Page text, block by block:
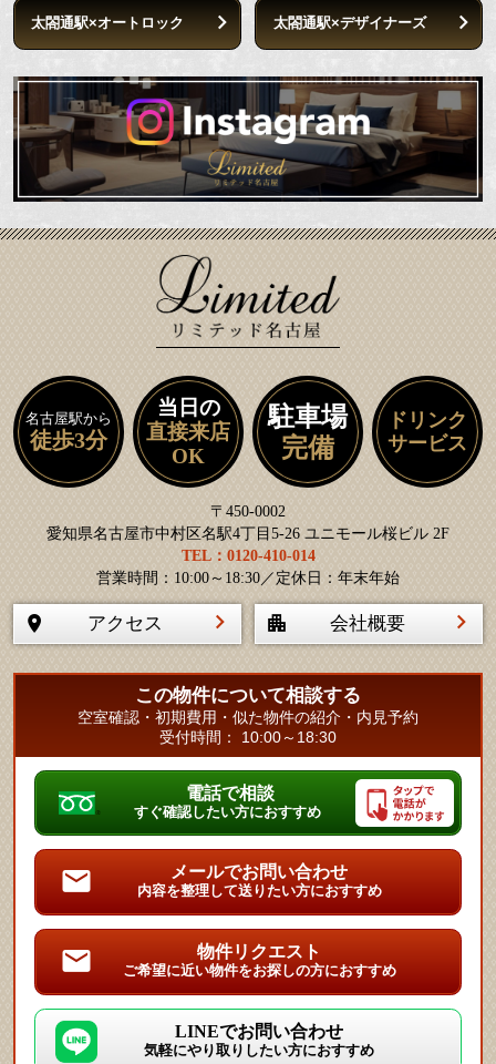
太閤通駅×オートロック 太閤通駅×デザイナーズ
名古屋駅から
徒歩3分
当日の
直接来店
OK
駐車場
完備
ドリンク
サービス
〒450-0002
愛知県名古屋市中村区名駅4丁目5-26 ユニモール桜ビル 2F
TEL：0120-410-014
営業時間：10:00～18:30／定休日：年末年始
アクセス 会社概要
この物件について相談する
空室確認・初期費用・似た物件の紹介・内見予約
受付時間： 10:00～18:30
電話で相談
すぐ確認したい方におすすめ
メールでお問い合わせ
内容を整理して送りたい方におすすめ
物件リクエスト
ご希望に近い物件をお探しの方におすすめ
LINEでお問い合わせ
気軽にやり取りしたい方におすすめ